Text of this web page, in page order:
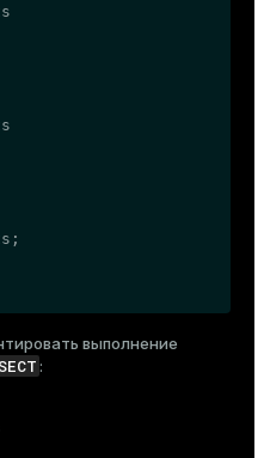
выполнение
: